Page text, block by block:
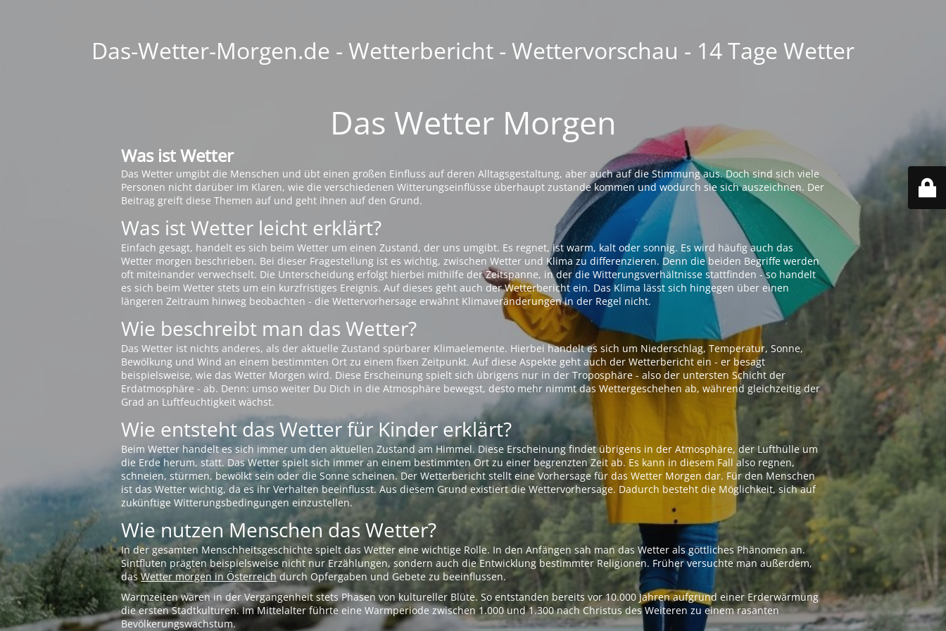
Das-Wetter-Morgen.de - Wetterbericht - Wettervorschau - 14 Tage Wetter
Das Wetter Morgen
Was ist Wetter
Das Wetter umgibt die Menschen und übt einen großen Einfluss auf deren Alltagsgestaltung, aber auch auf die Stimmung aus. Doch sind sich viele
Personen nicht darüber im Klaren, wie die verschiedenen Witterungseinflüsse überhaupt zustande kommen und wodurch sie sich auszeichnen. Der
Beitrag greift diese Themen auf und geht ihnen auf den Grund.
Was ist Wetter leicht erklärt?
Einfach gesagt, handelt es sich beim Wetter um einen Zustand, der uns umgibt. Es regnet, ist warm, kalt oder sonnig. Es wird häufig auch das
Wetter morgen beschrieben. Bei dieser Fragestellung ist es wichtig, zwischen Wetter und Klima zu differenzieren. Denn die beiden Begriffe werden
oft miteinander verwechselt. Die Unterscheidung erfolgt hierbei mithilfe der Zeitspanne, in der die Witterungsverhältnisse stattfinden - so handelt
es sich beim Wetter stets um ein kurzfristiges Ereignis. Auf dieses geht auch der Wetterbericht ein. Das Klima lässt sich hingegen über einen
längeren Zeitraum hinweg beobachten - die Wettervorhersage erwähnt Klimaveränderungen in der Regel nicht.
Wie beschreibt man das Wetter?
Das Wetter ist nichts anderes, als der aktuelle Zustand spürbarer Klimaelemente. Hierbei handelt es sich um Niederschlag, Temperatur, Sonne,
Bewölkung und Wind an einem bestimmten Ort zu einem fixen Zeitpunkt. Auf diese Aspekte geht auch der Wetterbericht ein - er besagt
beispielsweise, wie das Wetter Morgen wird. Diese Erscheinung spielt sich übrigens nur in der Troposphäre - also der untersten Schicht der
Erdatmosphäre - ab. Denn: umso weiter Du Dich in die Atmosphäre bewegst, desto mehr nimmt das Wettergeschehen ab, während gleichzeitig der
Grad an Luftfeuchtigkeit wächst.
Wie entsteht das Wetter für Kinder erklärt?
Beim Wetter handelt es sich immer um den aktuellen Zustand am Himmel. Diese Erscheinung findet übrigens in der Atmosphäre, der Lufthülle um
die Erde herum, statt. Das Wetter spielt sich immer an einem bestimmten Ort zu einer begrenzten Zeit ab. Es kann in diesem Fall also regnen,
schneien, stürmen, bewölkt sein oder die Sonne scheinen. Der Wetterbericht stellt eine Vorhersage für das Wetter Morgen dar. Für den Menschen
ist das Wetter wichtig, da es ihr Verhalten beeinflusst. Aus diesem Grund existiert die Wettervorhersage. Dadurch besteht die Möglichkeit, sich auf
zukünftige Witterungsbedingungen einzustellen.
Wie nutzen Menschen das Wetter?
In der gesamten Menschheitsgeschichte spielt das Wetter eine wichtige Rolle. In den Anfängen sah man das Wetter als göttliches Phänomen an.
Sintfluten prägten beispielsweise nicht nur Erzählungen, sondern auch die Entwicklung bestimmter Religionen. Früher versuchte man außerdem,
dasWetter morgen in Österreichdurch Opfergaben und Gebete zu beeinflussen.
Warmzeiten waren in der Vergangenheit stets Phasen von kultureller Blüte. So entstanden bereits vor 10.000 Jahren aufgrund einer Erderwärmung
die ersten Stadtkulturen. Im Mittelalter führte eine Warmperiode zwischen 1.000 und 1.300 nach Christus des Weiteren zu einem rasanten
Bevölkerungswachstum.